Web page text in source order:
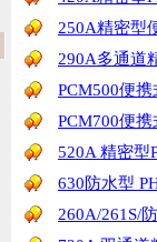
250A精密型
290A多通道
PCM500便
PCM700便
520A 精密型
630防水型
260A/261S/